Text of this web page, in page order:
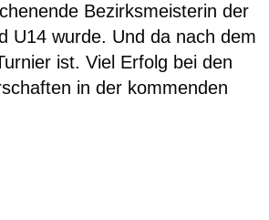
Bezirksmeisterin der
U14 wurde. Und da nach dem
ist. Viel Erfolg bei den
in der kommenden